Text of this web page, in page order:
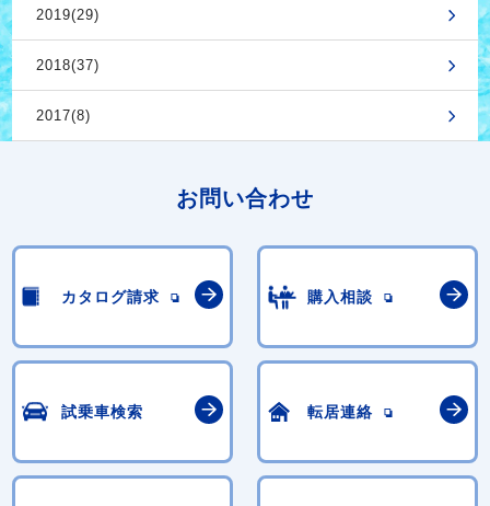
2019(29)
2018(37)
2017(8)
お問い合わせ
カタログ請求 購入相談
試乗車検索 転居連絡